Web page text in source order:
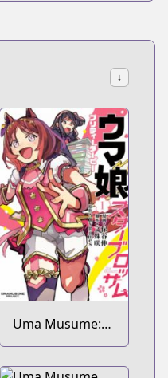
↓
Uma Musume:
Pretty Derby -
Star Blossom